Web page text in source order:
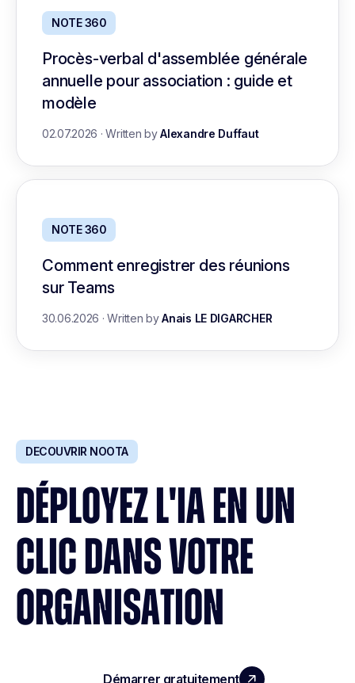
NOTE 360
Procès-verbal d'assemblée générale
annuelle pour association : guide et
modèle
02.07.2026 ·Written byAlexandre Duffaut
NOTE 360
Comment enregistrer des réunions
sur Teams
30.06.2026 ·Written byAnais LE DIGARCHER
DECOUVRIR NOOTA
DÉPLOYEZ L'IA EN UN
CLIC DANS VOTRE
ORGANISATION
Démarrer gratuitement